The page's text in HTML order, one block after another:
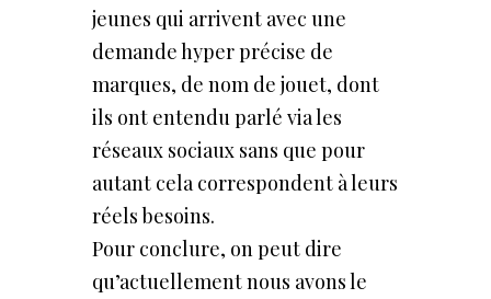
jeunes qui arrivent avec une
demande hyper précise de
marques, de nom de jouet, dont
ils ont entendu parlé via les
réseaux sociaux sans que pour
autant cela correspondent à leurs
réels besoins.
Pour conclure, on peut dire
qu’actuellement nous avons le